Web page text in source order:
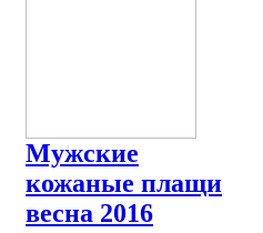
Мужские
кожаные плащи
весна 2016